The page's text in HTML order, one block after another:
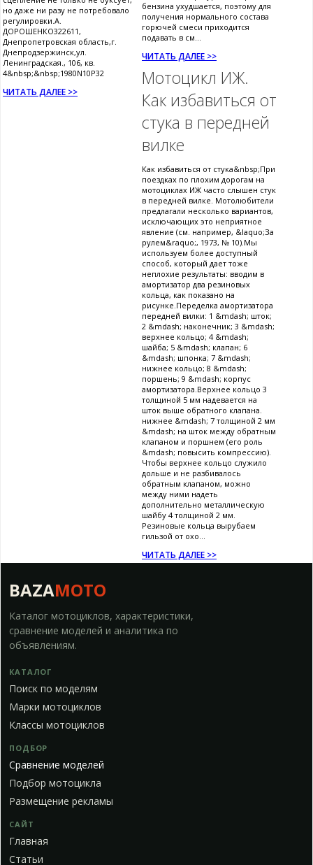
но даже ни разу не потребовало
регулировки.А.
ДОРОШЕНКО322611,
Днепропетровская область,г.
Днепродзержинск,ул.
Ленинградская., 106, кв.
4&nbsp;&nbsp;1980N10P32
ЧИТАТЬ ДАЛЕЕ >>
бензина ухудшается, поэтому для
получения нормального состава
горючей смеси приходится
подавать в см...
ЧИТАТЬ ДАЛЕЕ >>
Мотоцикл ИЖ.
Как избавиться от
стука в передней
вилке
Как избавиться от стука&nbsp;При
поездках по плохим дорогам на
мотоциклах ИЖ часто слышен стук
в передней вилке. Мотолюбители
предлагали несколько вариантов,
исключающих это неприятное
явление (см. например, &laquo;За
рулем&raquo;, 1973, № 10).Мы
используем более доступный
способ, который дает тоже
неплохие результаты: вводим в
амортизатор два резиновых
кольца, как показано на
рисунке.Переделка амортизатора
передней вилки: 1 &mdash; шток;
2 &mdash; наконечник; 3 &mdash;
верхнее кольцо; 4 &mdash;
шайба; 5 &mdash; клапан; 6
&mdash; шпонка; 7 &mdash;
нижнее кольцо; 8 &mdash;
поршень; 9 &mdash; корпус
амортизатора.Верхнее кольцо 3
толщиной 5 мм надевается на
шток выше обратного клапана.
нижнее &mdash; 7 толщиной 2 мм
&mdash; на шток между обратным
клапаном и поршнем (его роль
&mdash; повысить компрессию).
Чтобы верхнее кольцо служило
дольше и не разбивалось
обратным клапаном, можно
между ними надеть
дополнительно металлическую
шайбу 4 толщиной 2 мм.
Резиновые кольца вырубаем
гильзой от охо...
ЧИТАТЬ ДАЛЕЕ >>
BAZAMOTO
Каталог мотоциклов, характеристики,
сравнение моделей и аналитика по
объявлениям.
КАТАЛОГ
Поиск по моделям
Марки мотоциклов
Классы мотоциклов
ПОДБОР
Сравнение моделей
Подбор мотоцикла
Размещение рекламы
САЙТ
Главная
Статьи